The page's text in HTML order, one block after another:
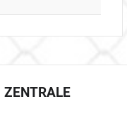
ZENTRALE